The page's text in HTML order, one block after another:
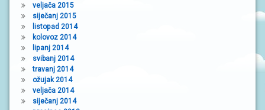
veljača 2015
siječanj 2015
listopad 2014
kolovoz 2014
lipanj 2014
svibanj 2014
travanj 2014
ožujak 2014
veljača 2014
siječanj 2014